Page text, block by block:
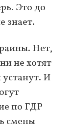
Это до
знает.
Нет,
не хотят
И
по ГДР
смены